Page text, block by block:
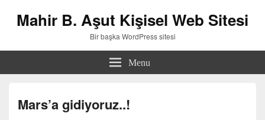
Mahir B. Aşut Kişisel Web Sitesi
Bir başka WordPress sitesi
Menu
Mars’a gidiyoruz..!